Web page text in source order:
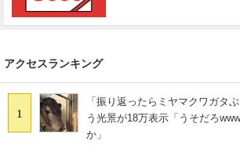
アクセスランキング
1
「振り返ったらミヤマクワガタ
う光景が18万表示「うそだろ
か」